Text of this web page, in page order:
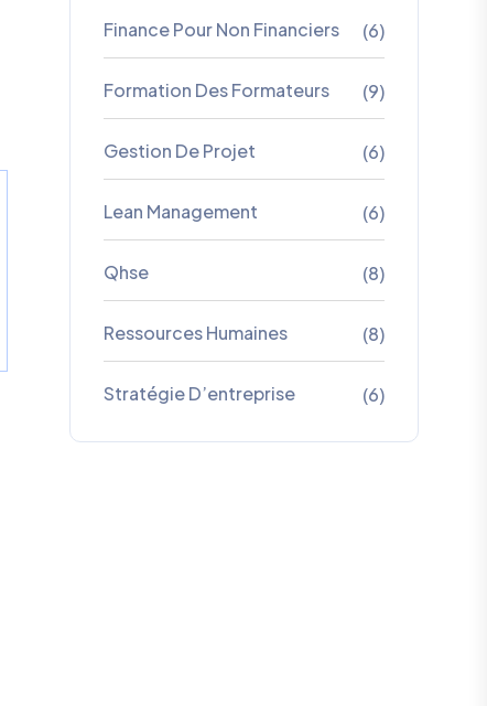
Finance Pour Non Financiers (6)
Formation Des Formateurs (9)
Gestion De Projet (6)
Lean Management (6)
Qhse (8)
Ressources Humaines (8)
Stratégie D’entreprise (6)